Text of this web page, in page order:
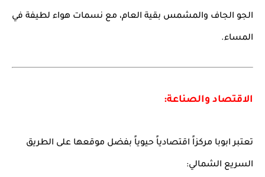
الجو الجاف والمشمس بقية العام، مع نسمات هواء لطيفة في
المساء.
الاقتصاد والصناعة:
تعتبر ابوبا مركزاً اقتصادياً حيوياً بفضل موقعها على الطريق
السريع الشمالي: